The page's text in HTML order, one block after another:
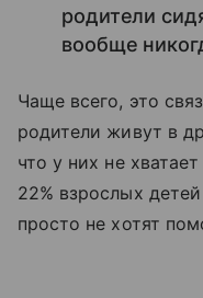
родители
вообще
Чаще всего, это
родители живут в
что у них не
22% взрослых
просто не хотят